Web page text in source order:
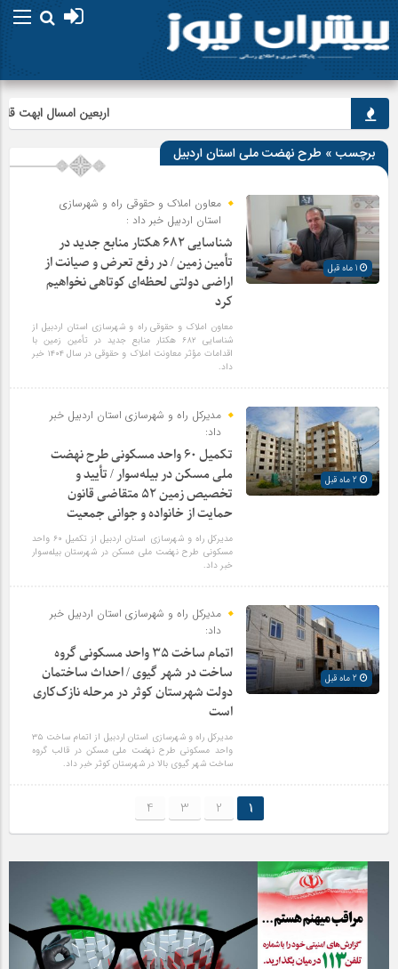
اربعین امسال ابهت قائد
برچسب » طرح نهضت ملی استان اردبیل
معاون املاک و حقوقی راه و شهرسازی
استان اردبیل خبر داد :
شناسایی ۶۸۲ هکتار منابع جدید در
تأمین زمین / در رفع تعرض و صیانت از
اراضی دولتی لحظه‌ای کوتاهی نخواهیم
کرد
معاون املاک و حقوقی راه و شهرسازی استان اردبیل از
شناسایی ۶۸۲ هکتار منابع جدید در تأمین زمین با
اقدامات مؤثر معاونت املاک و حقوقی در سال ۱۴۰۴ خبر
داد.
مدیرکل راه و شهرسازی استان اردبیل خبر
داد:
تکمیل ۶۰ واحد مسکونی طرح نهضت
ملی مسکن در بیله‌سوار / تأیید و
تخصیص زمین ۵۲ متقاضی قانون
حمایت از خانواده و جوانی جمعیت
مدیرکل راه و شهرسازی استان اردبیل از تکمیل ۶۰ واحد
مسکونی طرح نهضت ملی مسکن در شهرستان بیله‌سوار
خبر داد.
مدیرکل راه و شهرسازی استان اردبیل خبر
داد:
اتمام ساخت ۳۵ واحد مسکونی گروه
ساخت در شهر گیوی / احداث ساختمان
دولت شهرستان کوثر در مرحله نازک‌کاری
است
مدیرکل راه و شهرسازی استان اردبیل از اتمام ساخت ۳۵
واحد مسکونی طرح نهضت ملی مسکن در قالب گروه
ساخت شهر گیوی بالا در شهرستان کوثر خبر داد.
1
2
3
4